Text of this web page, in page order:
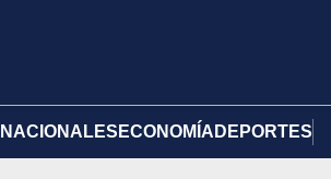
ECONOMÍA DEPORTES